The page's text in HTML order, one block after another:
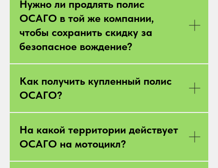
Нужно ли продлять полис
ОСАГО в той же компании,
чтобы сохранить скидку за
безопасное вождение?
Как получить купленный полис
ОСАГО?
На какой территории действует
ОСАГО на мотоцикл?